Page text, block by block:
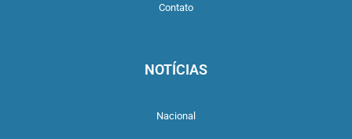
Contato
NOTÍCIAS
Nacional